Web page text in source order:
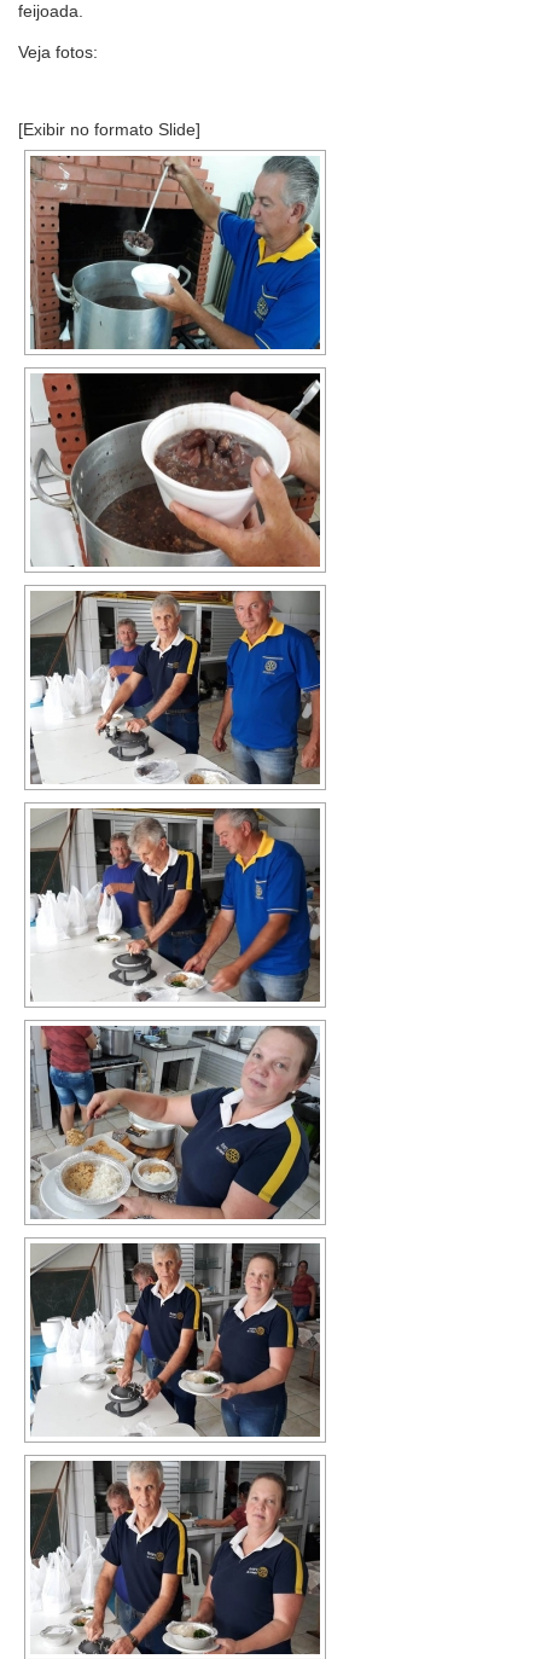
feijoada.
Veja fotos:
[Exibir no formato Slide]